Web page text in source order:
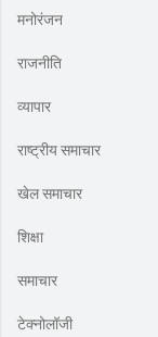
मनोरंजन
राजनीति
व्यापार
राष्ट्रीय समाचार
खेल समाचार
शिक्षा
समाचार
टेक्नोलॉजी